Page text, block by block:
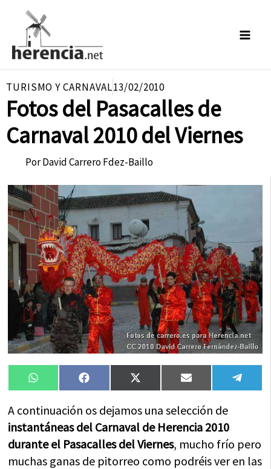
contenido
TURISMO Y CARNAVAL13/02/2010
Fotos del Pasacalles de
Carnaval 2010 del Viernes
PorDavid Carrero Fdez-Baillo
Compartir
en
WhatsAppCompartir
en
FacebookCompartir
en
X
(Twitter)
Compartir
en
Email
en
A continuación os dejamos una selección de
instantáneas del Carnaval de Herencia 2010
durante el Pasacalles del Viernes, mucho frío pero
muchas ganas de pitorreo como podréis ver en las